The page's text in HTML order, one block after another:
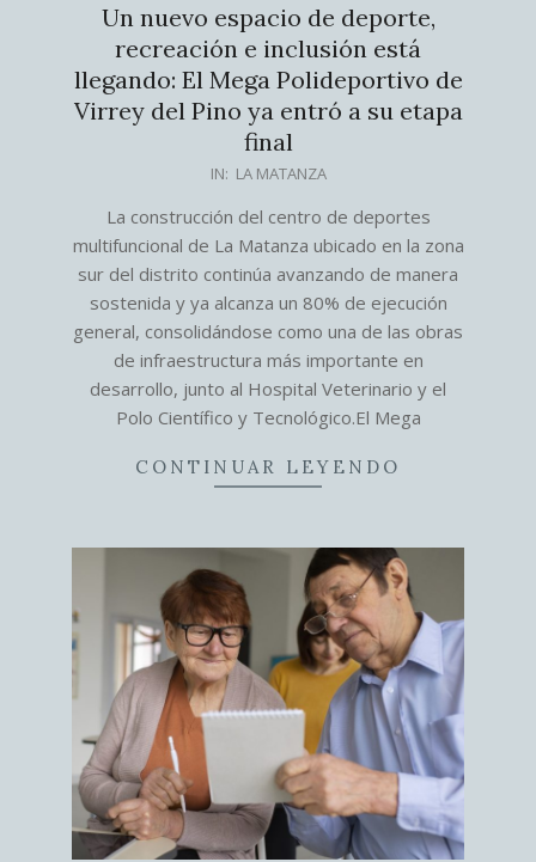
Un nuevo espacio de deporte,
recreación e inclusión está
llegando: El Mega Polideportivo de
Virrey del Pino ya entró a su etapa
final
IN: LA MATANZA
La construcción del centro de deportes
multifuncional de La Matanza ubicado en la zona
sur del distrito continúa avanzando de manera
sostenida y ya alcanza un 80% de ejecución
general, consolidándose como una de las obras
de infraestructura más importante en
desarrollo, junto al Hospital Veterinario y el
Polo Científico y Tecnológico.El Mega
CONTINUAR LEYENDO